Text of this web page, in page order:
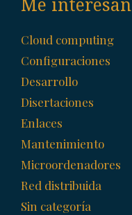
Cloud computing
Configuraciones
Desarrollo
Disertaciones
Enlaces
Mantenimiento
Microordenadores
Red distribuida
Sin categoría